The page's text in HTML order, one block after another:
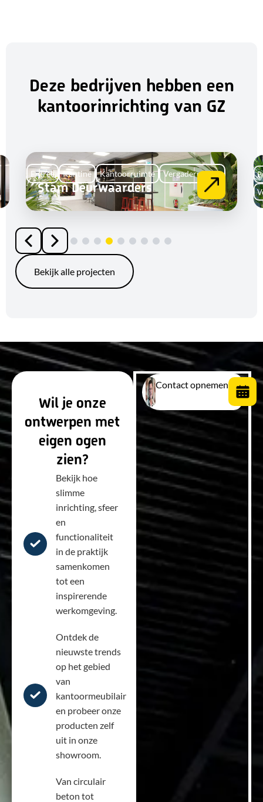
Deze bedrijven hebben een
kantoorinrichting van GZ
Entree Kantine Kantoorruimte Vergaderruimte
Stam Deurwaarders
Bekijk alle projecten
Wil je onze
ontwerpen met
eigen ogen
zien?
Bekijk hoe
slimme
inrichting, sfeer
en
functionaliteit
in de praktijk
samenkomen
tot een
inspirerende
werkomgeving.
Ontdek de
nieuwste trends
op het gebied
van
kantoormeubilair
en probeer onze
producten zelf
uit in onze
showroom.
Van circulair
beton tot
Contact opnemen